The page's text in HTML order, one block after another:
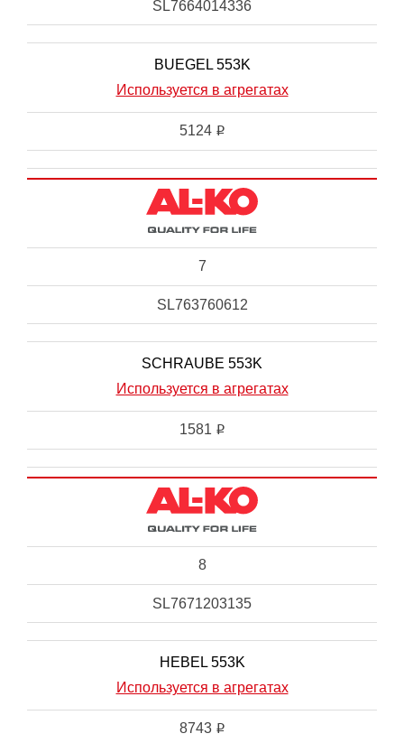
SL7664014336
BUEGEL 553K
Используется в агрегатах
5124 i
7
SL763760612
SCHRAUBE 553K
Используется в агрегатах
1581 i
8
SL7671203135
HEBEL 553K
Используется в агрегатах
8743 i